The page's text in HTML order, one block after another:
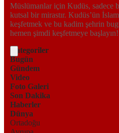
Müslümanlar için Kudüs, sadece
kutsal bir mirastır. Kudüs’ün
keşfetmek ve bu kadim şehrin
hemen şimdi keşfetmeye başlayın!
Kategoriler
Bugün
Gündem
Video
Foto Galeri
Son Dakika
Haberler
Dünya
Ortadoğu